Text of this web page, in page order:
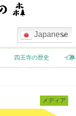
Japanese
四王寺の歴史 イ
メディア